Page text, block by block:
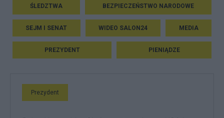
ŚLEDZTWA BEZPIECZEŃSTWO NARODOWE
SEJM I SENAT WIDEO SALON24 MEDIA
PREZYDENT PIENIĄDZE
Prezydent